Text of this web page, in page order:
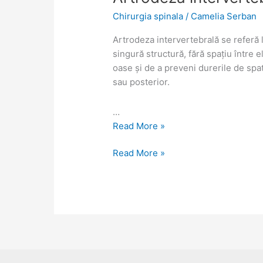
Chirurgia spinala / Camelia Serban
Artrodeza intervertebrală se referă
singură structură, fără spațiu între
oase și de a preveni durerile de
sau posterior.
…
Read More »
Read More »